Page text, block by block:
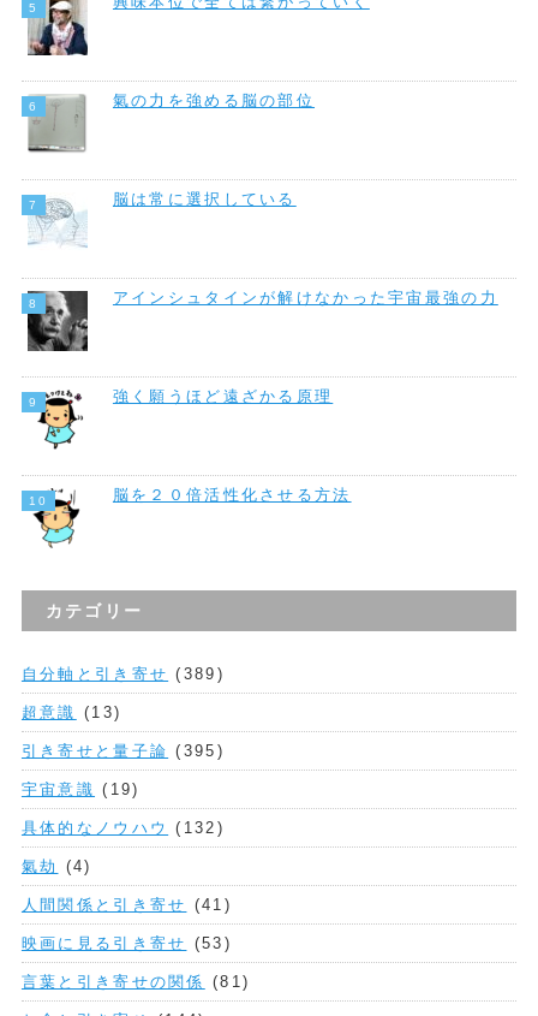
氣の力を強める脳の部位
脳は常に選択している
アインシュタインが解けなかった宇宙最強の力
強く願うほど遠ざかる原理
脳を２０倍活性化させる方法
カテゴリー
自分軸と引き寄せ (389)
超意識 (13)
引き寄せと量子論 (395)
宇宙意識 (19)
具体的なノウハウ (132)
氣劫 (4)
人間関係と引き寄せ (41)
映画に見る引き寄せ (53)
言葉と引き寄せの関係 (81)